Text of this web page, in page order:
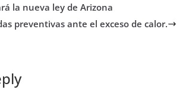
la nueva ley de Arizona
preventivas ante el exceso de calor.